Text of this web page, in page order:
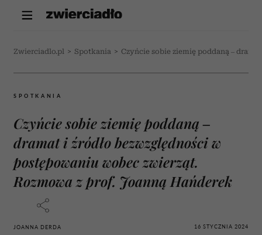
Zwierciadlo.pl > Spotkania > Czyńcie sobie ziemię poddaną –
SPOTKANIA
Czyńcie sobie ziemię poddaną –
dramat i źródło bezwzględności w
postępowaniu wobec zwierząt.
Rozmowa z prof. Joanną Hańderek
JOANNA DERDA 16 STYCZNIA 2024